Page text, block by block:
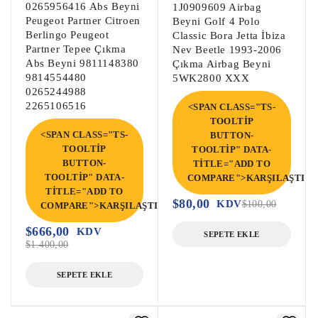
Touran Kızdırma Rölesi 0281003085
Transporter Kızdırma Rölesi 38907281B
Carevelle Kızdırma Rölesi 04L907282B
0281003085 Kızdırma Rölesi
04L907282B Audi Kızdırma Rölesi
038907281B Seat Kızdırma Rölesi
04L907282B Skoda Kızdırma Rölesi
038907281B VW Kızdırma Rölesi
Arteon Kızdırma Rölesi,
Beetle Kızdırma Rölesi,
Caddy Kızdırma Rölesi,
Passat CC Kızdırma Rölesi,
0265956416 Abs Beyni
Peugeot Partner Citroen
Berlingo Peugeot
Partner Tepee Çıkma
Abs Beyni 9811148380
9814554480
0265244988
2265106516
<SPAN CLASS="TS-
TOOLTIP
BUTTON-
TOOLTIP" DATA-
TITLE="ADD TO
COMPARE">KARŞILAŞTIR</SPAN>
$1.400,00
$666,00 KDV
SEPETE EKLE
1J0909609 Airbag
Beyni Golf 4 Polo
Classic Bora Jetta İbiza
Nev Beetle 1993-2006
Çıkma Airbag Beyni
5WK2800 XXX
<SPAN CLASS="TS-
TOOLTIP
BUTTON-
TOOLTIP" DATA-
TITLE="ADD TO
$100,00
$80,00 KDV
SEPETE EKLE